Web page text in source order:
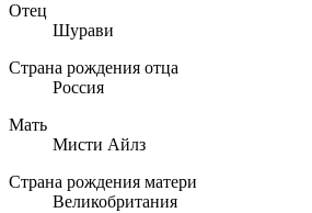
Отец
Шурави
Страна рождения отца
Россия
Мать
Мисти Айлз
Страна рождения матери
Великобритания